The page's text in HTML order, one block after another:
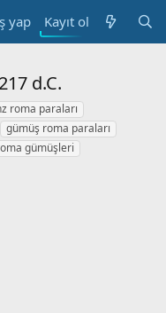
yap Kayıt ol
d.C.
roma paraları
gümüş roma paraları
gümüşleri